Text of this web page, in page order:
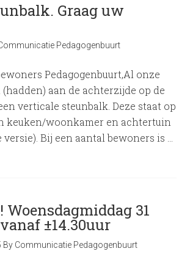
Graag uw
Pedagogenbuurt
Pedagogenbuurt,Al onze
aan de achterzijde op de
verticale steunbalk. Deze staat op
keuken/woonkamer en achtertuin
Bij een aantal bewoners is …
Woensdagmiddag 31
±14.30uur
By Communicatie Pedagogenbuurt